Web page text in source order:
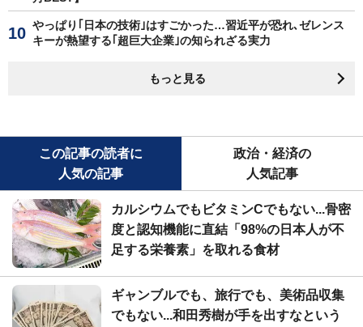
やっぱり｢日本の技術｣はすごかった…習近平が恐れ､ゼレンス
キーが熱望する｢超巨大企業｣の知られざる実力
もっと見る
この記事の読者に
人気の記事
政治・経済の
人気記事
カルシウムでもビタミンCでもない...骨密
度と認知機能に直結「98%の日本人が不
足する栄養素」を取れる食材
ギャンブルでも、旅行でも、美術品収集
でもない...和田秀樹が手を出すなという